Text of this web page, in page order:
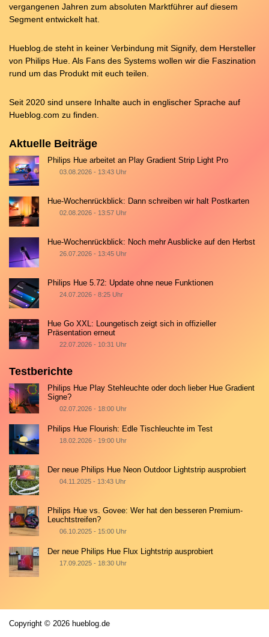
vergangenen Jahren zum absoluten Marktführer auf diesem
Segment entwickelt hat.
Hueblog.de steht in keiner Verbindung mit Signify, dem Hersteller
von Philips Hue. Als Fans des Systems wollen wir die Faszination
rund um das Produkt mit euch teilen.
Seit 2020 sind unsere Inhalte auch in englischer Sprache auf
Hueblog.com zu finden.
Aktuelle Beiträge
Philips Hue arbeitet an Play Gradient Strip Light Pro
03.08.2026 - 13:43 Uhr
Hue-Wochenrückblick: Dann schreiben wir halt Postkarten
02.08.2026 - 13:57 Uhr
Hue-Wochenrückblick: Noch mehr Ausblicke auf den Herbst
26.07.2026 - 13:45 Uhr
Philips Hue 5.72: Update ohne neue Funktionen
24.07.2026 - 8:25 Uhr
Hue Go XXL: Loungetisch zeigt sich in offizieller
Präsentation erneut
22.07.2026 - 10:31 Uhr
Testberichte
Philips Hue Play Stehleuchte oder doch lieber Hue Gradient
Signe?
02.07.2026 - 18:00 Uhr
Philips Hue Flourish: Edle Tischleuchte im Test
18.02.2026 - 19:00 Uhr
Der neue Philips Hue Neon Outdoor Lightstrip ausprobiert
04.11.2025 - 13:43 Uhr
Philips Hue vs. Govee: Wer hat den besseren Premium-
Leuchtstreifen?
06.10.2025 - 15:00 Uhr
Der neue Philips Hue Flux Lightstrip ausprobiert
17.09.2025 - 18:30 Uhr
Copyright © 2026 hueblog.de